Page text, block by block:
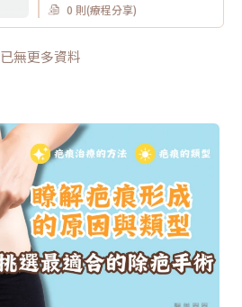
0 則(療程分享)
已無更多資料